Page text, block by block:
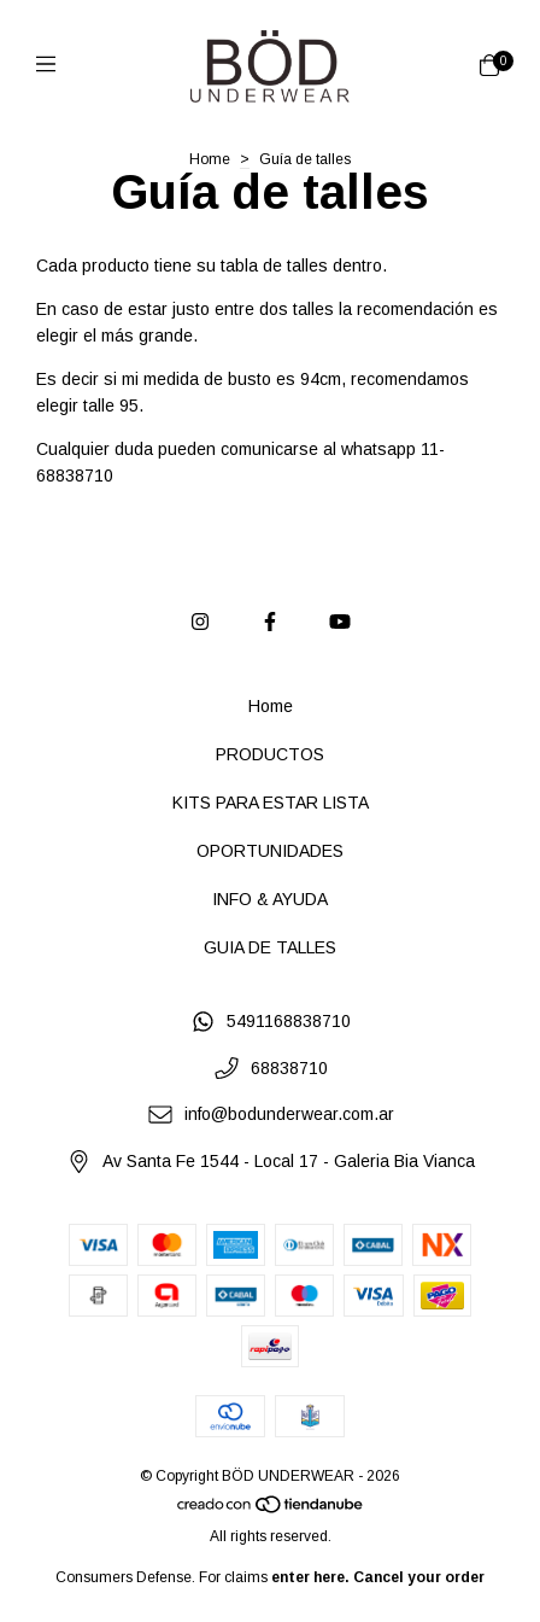
0
Home > Guía de talles
Guía de talles
Cada producto tiene su tabla de talles dentro.
En caso de estar justo entre dos talles la recomendación es
elegir el más grande.
Es decir si mi medida de busto es 94cm, recomendamos
elegir talle 95.
Cualquier duda pueden comunicarse al whatsapp 11-
68838710
Home
PRODUCTOS
KITS PARA ESTAR LISTA
OPORTUNIDADES
INFO & AYUDA
GUIA DE TALLES
5491168838710
68838710
info@bodunderwear.com.ar
Av Santa Fe 1544 - Local 17 - Galeria Bia Vianca
© Copyright BÖD UNDERWEAR - 2026
All rights reserved.
Consumers Defense. For claims enter here. Cancel your order